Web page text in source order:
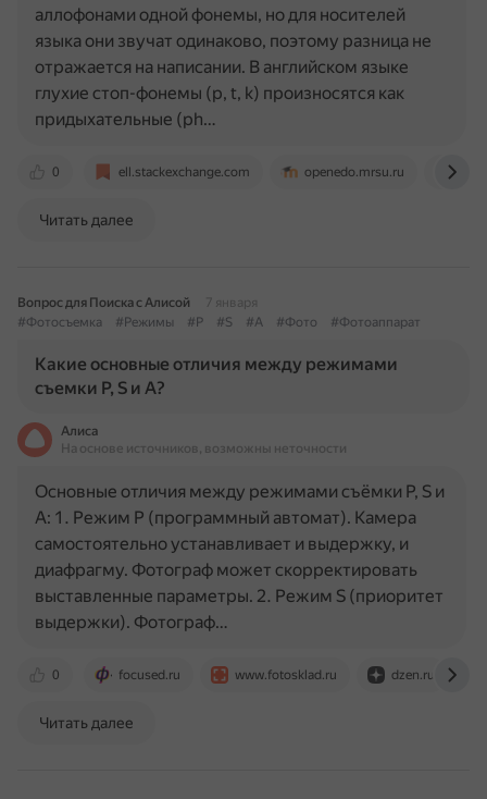
0 ell.stackexchange.com openedo.mrsu.ru
аллофонами одной фонемы, но для носителей
языка они звучат одинаково, поэтому разница не
отражается на написании. В английском языке
глухие стоп-фонемы (p, t, k) произносятся как
придыхательные (ph…
Читать далее
Вопрос для Поиска с Алисой
7 января
#Фотосъемка
#Режимы #P #S #A #Фото #Фотоаппарат
Какие основные отличия между режимами
съемки P, S и A?
Алиса
На основе источников, возможны неточности
0 focused.ru www.fotosklad.ru dzen.ru
Основные отличия между режимами съёмки P, S и
A: 1. Режим P (программный автомат). Камера
самостоятельно устанавливает и выдержку, и
диафрагму. Фотограф может скорректировать
выставленные параметры. 2. Режим S (приоритет
выдержки). Фотограф…
Читать далее